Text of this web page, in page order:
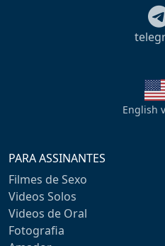
English
PARA ASSINANTES
Filmes de Sexo
Videos Solos
Videos de Oral
Fotografia